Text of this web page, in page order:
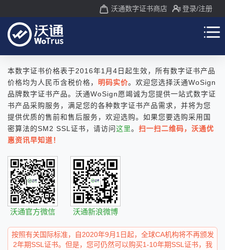
沃通数字证书商店 登录/注册
本数字证书价格表于2016年1月4日起生效，所有数字证书产品
价格均为人民币含税价格，
明码实价。欢迎您选择沃通WoSign
品牌数字证书产品。沃通WoSign愿竭诚为您提供一站式数字证
书产品采购服务，满足您的各种数字证书产品需求，并将为您
提供优质的售前和售后服务，欢迎选购。如果您要选购采用国
密算法的SM2 SSL证书，请访问这里。扫一扫二维码，沃通优
惠资讯早知道！
沃通官方微信 沃通新浪微博
按照有关国际标准，自2020年9月1日起，全球CA机构将不再颁发
2年期SSL证书。但是，您可仍然可以购买1-10年期SSL证书，我